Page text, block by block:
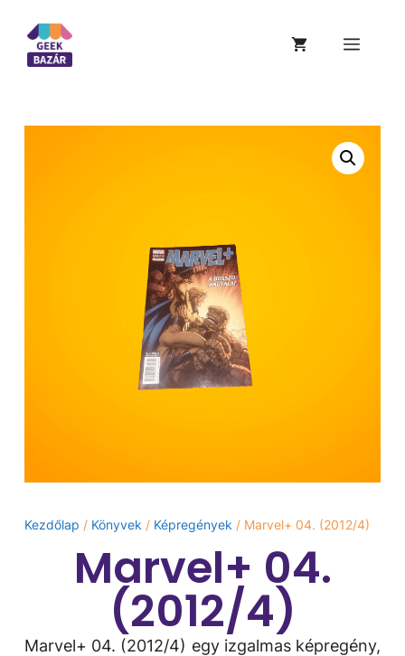
Kezdőlap / Könyvek / Képregények / Marvel+ 04. (2012/4)
Marvel+ 04.
(2012/4)
Marvel+ 04. (2012/4) egy izgalmas képregény,